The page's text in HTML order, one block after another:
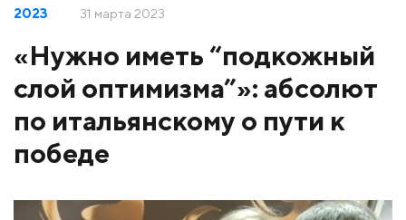
2023 31 марта 2023
«Нужно иметь “подкожный
слой оптимизма”»: абсолют
по итальянскому о пути к
победе